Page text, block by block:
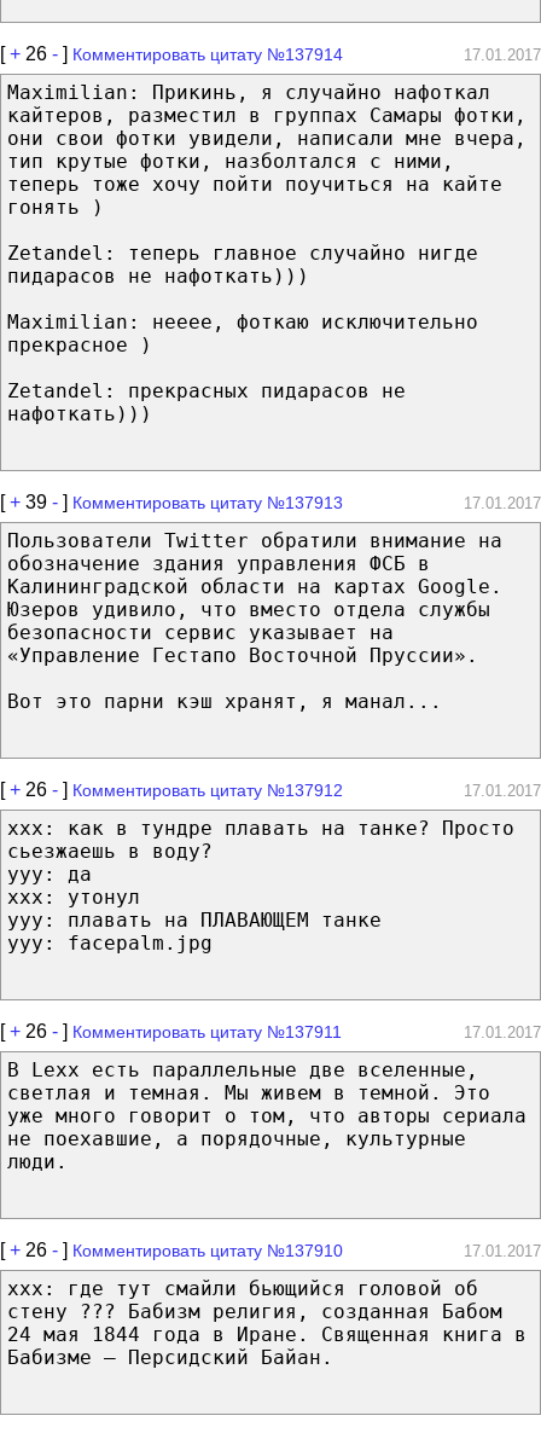
[+ 26 - ] Комментировать цитату №137914 17.01.2017
Maximilian: Прикинь, я случайно нафоткал
кайтеров, разместил в группах Самары фотки,
они свои фотки увидели, написали мне вчера,
тип крутые фотки, назболтался с ними,
теперь тоже хочу пойти поучиться на кайте
гонять )
Zetandel: теперь главное случайно нигде
пидарасов не нафоткать)))
Maximilian: нееее, фоткаю исключительно
прекрасное )
Zetandel: прекрасных пидарасов не
нафоткать)))
[+ 39 - ] Комментировать цитату №137913 17.01.2017
Пользователи Twitter обратили внимание на
обозначение здания управления ФСБ в
Калининградской области на картах Google.
Юзеров удивило, что вместо отдела службы
безопасности сервис указывает на
«Управление Гестапо Восточной Пруссии».
Вот это парни кэш хранят, я манал...
[+ 26 - ] Комментировать цитату №137912 17.01.2017
xxx: как в тундре плавать на танке? Просто
сьезжаешь в воду?
yyy: да
xxx: утонул
yyy: плавать на ПЛАВАЮЩЕМ танке
yyy: facepalm.jpg
[+ 26 - ] Комментировать цитату №137911 17.01.2017
В Lexx есть параллельные две вселенные,
светлая и темная. Мы живем в темной. Это
уже много говорит о том, что авторы сериала
не поехавшие, а порядочные, культурные
люди.
[+ 26 - ] Комментировать цитату №137910 17.01.2017
ххх: где тут смайли бьющийся головой об
стену ??? Бабизм религия, созданная Бабом
24 мая 1844 года в Иране. Священная книга в
Бабизме — Персидский Байан.